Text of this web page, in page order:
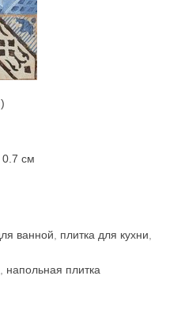
0.7 см
ванной плитка для кухни
напольная плитка